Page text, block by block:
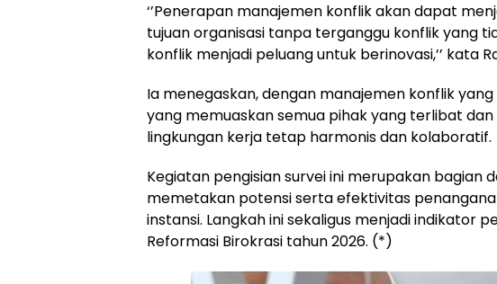
‘’Penerapan manajemen konflik akan dapat
tujuan organisasi tanpa terganggu konflik yang
konflik menjadi peluang untuk berinovasi,’’ kata
Ia menegaskan, dengan manajemen konflik
yang memuaskan semua pihak yang terlibat
lingkungan kerja tetap harmonis dan kolaboratif.
Kegiatan pengisian survei ini merupakan bagian
memetakan potensi serta efektivitas
instansi. Langkah ini sekaligus menjadi indikator
Reformasi Birokrasi tahun 2026. (*)